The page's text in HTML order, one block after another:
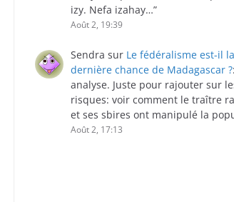
izy. Nefa izahay…”
Août 2, 19:39
Sendra sur Le fédéralisme est-il la
dernière chance de Madagascar ?
analyse. Juste pour rajouter sur
risques: voir comment le traître
et ses sbires ont manipulé la
Août 2, 17:13